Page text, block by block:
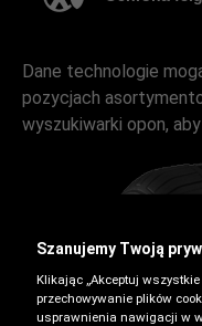
Dane technologie
pozycjach
wyszukiwarki opon,
Szanujemy Twoją
Klikając „Akceptuj
przechowywanie plików
usprawnienia nawigacji w